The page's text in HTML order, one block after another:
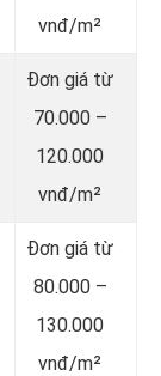
vnđ/m²
Đơn giá từ
70.000 –
120.000
vnđ/m²
Đơn giá từ
80.000 –
130.000
vnđ/m²